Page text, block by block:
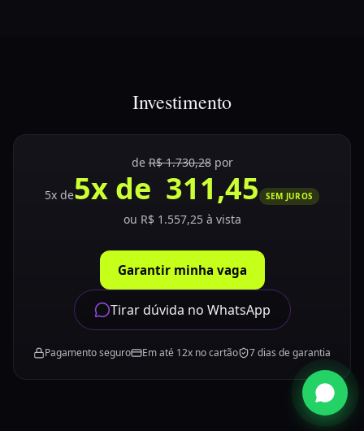
Investimento
deR$ 1.730,28por
5x de5x de 311,45 SEM JUROS
ou R$ 1.557,25à vista
Garantir minha vaga
Tirar dúvida no WhatsApp
Pagamento seguro Em até 12x no cartão 7 dias de garantia
Falar